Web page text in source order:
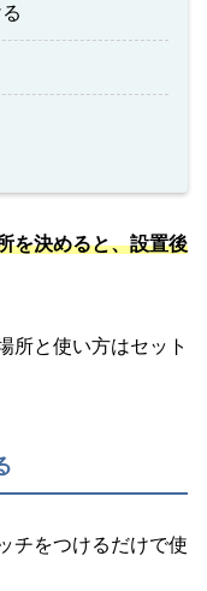
を決めると、設置後
所と使い方はセット
チをつけるだけで使